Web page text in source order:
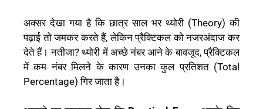
अक्सर देखा गया है कि छात्र साल भर थ्योरी (Theory) की
पढ़ाई तो जमकर करते हैं, लेकिन प्रैक्टिकल को नजरअंदाज कर
देते हैं। नतीजा? थ्योरी में अच्छे नंबर आने के बावजूद, प्रैक्टिकल
में कम नंबर मिलने के कारण उनका कुल प्रतिशत (Total
Percentage) गिर जाता है।